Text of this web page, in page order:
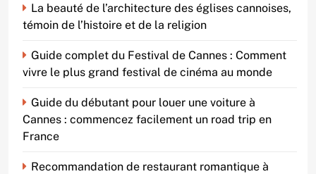
La beauté de l’architecture des églises cannoises,
témoin de l’histoire et de la religion
Guide complet du Festival de Cannes : Comment
vivre le plus grand festival de cinéma au monde
Guide du débutant pour louer une voiture à
Cannes : commencez facilement un road trip en
France
Recommandation de restaurant romantique à